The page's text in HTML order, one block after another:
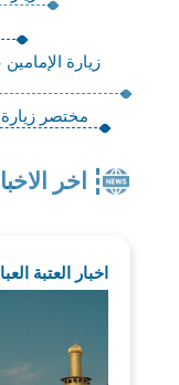
زيارة
مختصر
اخر
اخبار العتبة